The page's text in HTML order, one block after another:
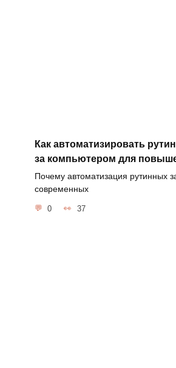
Как автоматизировать
за компьютером для
Почему автоматизация рутинных
современных
0 37